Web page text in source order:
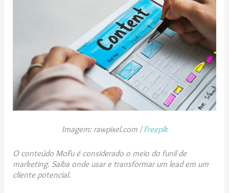
Imagem: rawpixel.com /Freepik
O conteúdo MoFu é considerado o meio do funil de
marketing. Saiba onde usar e transformar um lead em um
cliente potencial.